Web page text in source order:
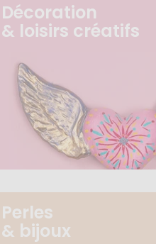
Décoration
& loisirs créatifs
Perles
& bijoux